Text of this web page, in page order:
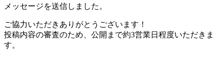
メッセージを送信しました。
ご協力いただきありがとうございます！
投稿内容の審査のため、公開まで約3営業日程度いただきま
す。